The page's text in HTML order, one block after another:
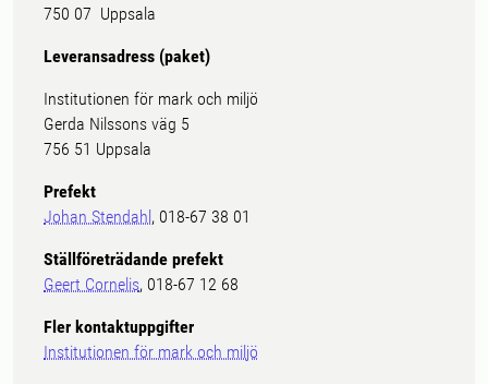
750 07 Uppsala
Leveransadress (paket)
Institutionen för mark och miljö
Gerda Nilssons väg 5
756 51 Uppsala
Prefekt
Johan Stendahl, 018-67 38 01
Ställföreträdande prefekt
Geert Cornelis, 018-67 12 68
Fler kontaktuppgifter
Institutionen för mark och miljö